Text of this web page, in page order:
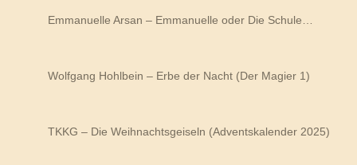
Emmanuelle Arsan – Emmanuelle oder Die Schule…
Wolfgang Hohlbein – Erbe der Nacht (Der Magier 1)
TKKG – Die Weihnachtsgeiseln (Adventskalender 2025)